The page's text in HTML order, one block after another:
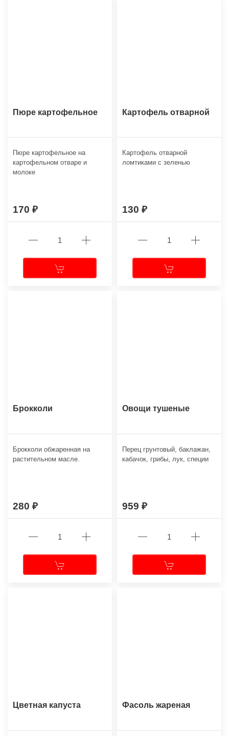
Пюре картофельное
Пюре картофельное на
картофельном отваре и
молоке
170
Картофель отварной
Картофель отварной
ломтиками с зеленью
130
Брокколи
Брокколи обжаренная на
растительном масле.
280
Овощи тушеные
Перец грунтовый, баклажан,
кабачок, грибы, лук, специи
959
Цветная капуста Фасоль жареная